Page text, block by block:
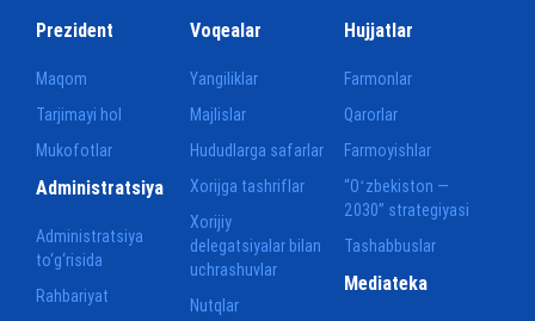
Prezident
Maqom
Tarjimayi hol
Mukofotlar
Voqealar
Yangiliklar
Majlislar
Hududlarga safarlar
Xorijga tashriflar
Xorijiy
delegatsiyalar bilan
uchrashuvlar
Nutqlar
Hujjatlar
Farmonlar
Qarorlar
Farmoyishlar
“Oʻzbekiston —
2030” strategiyasi
Tashabbuslar
Administratsiya
Administratsiya
to‘g‘risida
Rahbariyat
Mediateka